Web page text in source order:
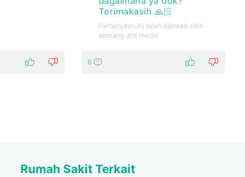
Terimakasih 🙏🏻
Pertanyaan ini telah dijawab oleh
seorang ahli medis
6
Rumah Sakit Terkait